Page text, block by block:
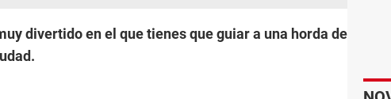
divertido en el que tienes que guiar a una horda de